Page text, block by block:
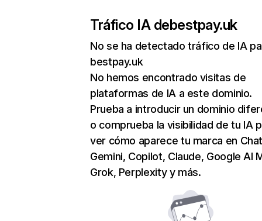
Tráfico IA debestpay.uk
No se ha detectado tráfico de IA
bestpay.uk
No hemos encontrado visitas de
plataformas de IA a este dominio.
Prueba a introducir un dominio
o comprueba la visibilidad de tu IA
ver cómo aparece tu marca en
Gemini, Copilot, Claude, Google AI
Grok, Perplexity y más.